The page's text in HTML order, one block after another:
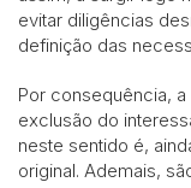
evitar diligências
definição das
Por consequência,
exclusão do
neste sentido é,
original. Ademais,